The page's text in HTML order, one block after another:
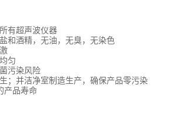
有超声波仪器
和酒精，无油，无臭，无染色
匀
污染风险
；并洁净室制造生产，确保产品零污染
产品寿命